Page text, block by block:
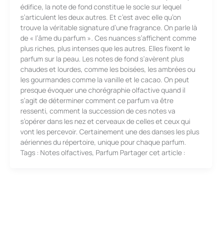
édifice, la note de fond constitue le socle sur lequel
s’articulent les deux autres. Et c’est avec elle qu’on
trouve la véritable signature d’une fragrance. On parle là
de « l’âme du parfum ». Ces nuances s’affichent comme
plus riches, plus intenses que les autres. Elles fixent le
parfum sur la peau. Les notes de fond s’avèrent plus
chaudes et lourdes, comme les boisées, les ambrées ou
les gourmandes comme la vanille et le cacao. On peut
presque évoquer une chorégraphie olfactive quand il
s’agit de déterminer comment ce parfum va être
ressenti, comment la succession de ces notes va
s’opérer dans les nez et cerveaux de celles et ceux qui
vont les percevoir. Certainement une des danses les plus
aériennes du répertoire, unique pour chaque parfum.
Tags : Notes olfactives, Parfum Partager cet article :